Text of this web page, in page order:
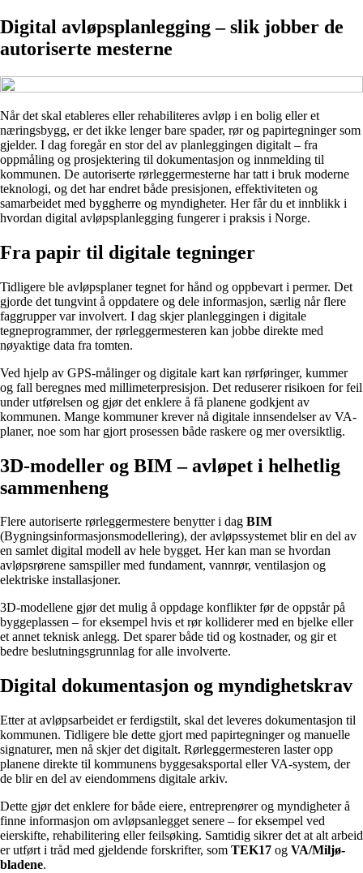
Digital avløpsplanlegging – slik jobber de
autoriserte mesterne
Når det skal etableres eller rehabiliteres avløp i en bolig eller et
næringsbygg, er det ikke lenger bare spader, rør og papirtegninger som
gjelder. I dag foregår en stor del av planleggingen digitalt – fra
oppmåling og prosjektering til dokumentasjon og innmelding til
kommunen. De autoriserte rørleggermesterne har tatt i bruk moderne
teknologi, og det har endret både presisjonen, effektiviteten og
samarbeidet med byggherre og myndigheter. Her får du et innblikk i
hvordan digital avløpsplanlegging fungerer i praksis i Norge.
Fra papir til digitale tegninger
Tidligere ble avløpsplaner tegnet for hånd og oppbevart i permer. Det
gjorde det tungvint å oppdatere og dele informasjon, særlig når flere
faggrupper var involvert. I dag skjer planleggingen i digitale
tegneprogrammer, der rørleggermesteren kan jobbe direkte med
nøyaktige data fra tomten.
Ved hjelp av GPS-målinger og digitale kart kan rørføringer, kummer
og fall beregnes med millimeterpresisjon. Det reduserer risikoen for feil
under utførelsen og gjør det enklere å få planene godkjent av
kommunen. Mange kommuner krever nå digitale innsendelser av VA-
planer, noe som har gjort prosessen både raskere og mer oversiktlig.
3D-modeller og BIM – avløpet i helhetlig
sammenheng
Flere autoriserte rørleggermestere benytter i dag BIM
(Bygningsinformasjonsmodellering), der avløpssystemet blir en del av
en samlet digital modell av hele bygget. Her kan man se hvordan
avløpsrørene samspiller med fundament, vannrør, ventilasjon og
elektriske installasjoner.
3D-modellene gjør det mulig å oppdage konflikter før de oppstår på
byggeplassen – for eksempel hvis et rør kolliderer med en bjelke eller
et annet teknisk anlegg. Det sparer både tid og kostnader, og gir et
bedre beslutningsgrunnlag for alle involverte.
Digital dokumentasjon og myndighetskrav
Etter at avløpsarbeidet er ferdigstilt, skal det leveres dokumentasjon til
kommunen. Tidligere ble dette gjort med papirtegninger og manuelle
signaturer, men nå skjer det digitalt. Rørleggermesteren laster opp
planene direkte til kommunens byggesaksportal eller VA-system, der
de blir en del av eiendommens digitale arkiv.
Dette gjør det enklere for både eiere, entreprenører og myndigheter å
finne informasjon om avløpsanlegget senere – for eksempel ved
eierskifte, rehabilitering eller feilsøking. Samtidig sikrer det at alt arbeid
er utført i tråd med gjeldende forskrifter, som TEK17 og VA/Miljø-
bladene.